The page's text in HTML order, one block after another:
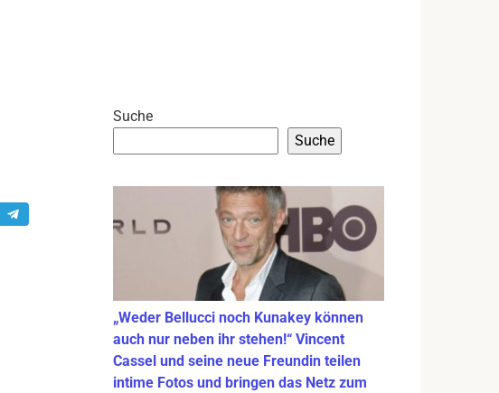
Suche
Suche
„Weder Bellucci noch Kunakey können
auch nur neben ihr stehen!“ Vincent
Cassel und seine neue Freundin teilen
intime Fotos und bringen das Netz zum